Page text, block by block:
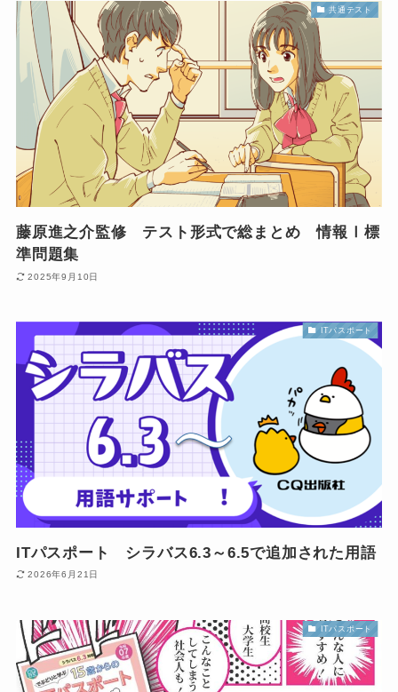
共通テスト
藤原進之介監修 テスト形式で総まとめ 情報Ⅰ標
準問題集
2025年9月10日
ITパスポート
ITパスポート シラバス6.3～6.5で追加された用語
2026年6月21日
ITパスポート